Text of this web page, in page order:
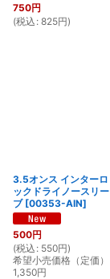
750円
(税込 : 825円)
3.5オンス インターロ
ックドライノースリー
ブ [00353-AIN]
500円
(税込 : 550円)
希望小売価格（定価）
1,350円